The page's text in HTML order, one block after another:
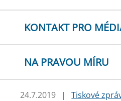
KONTAKT PRO
NA PRAVOU MÍRU
24.7.2019 | Tiskové